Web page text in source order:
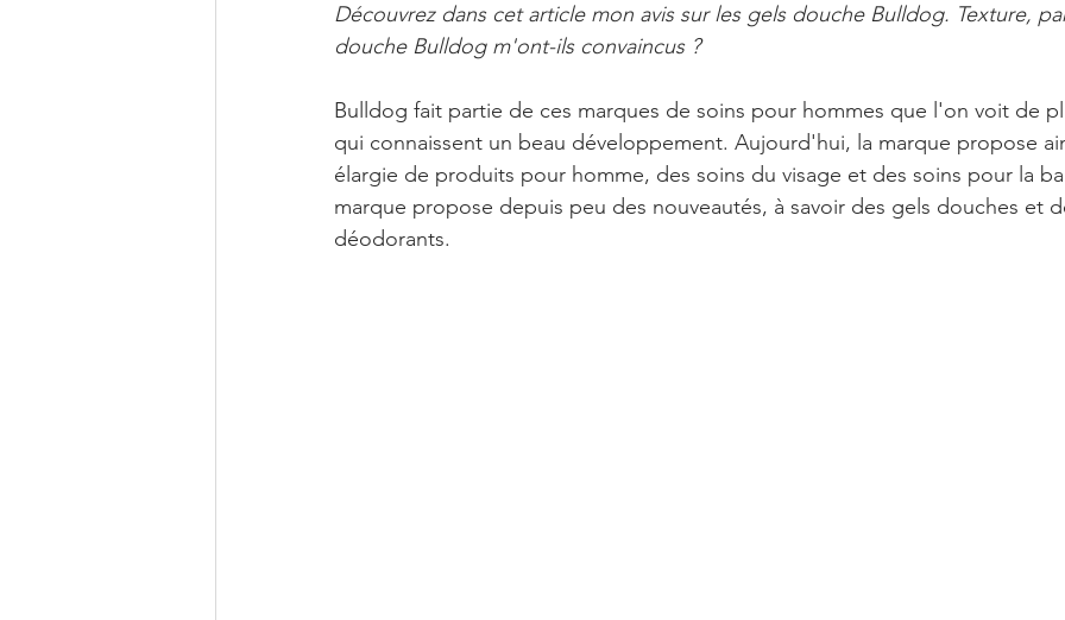
Découvrez dans cet article mon avis sur les gels douche Bulldog. Texture,
douche Bulldog m'ont-ils convaincus ?
Bulldog fait partie de ces marques de soins pour hommes que l'on voit de
qui connaissent un beau développement. Aujourd'hui, la marque propose
élargie de produits pour homme, des soins du visage et des soins pour la
marque propose depuis peu des nouveautés, à savoir des gels douches et
déodorants.